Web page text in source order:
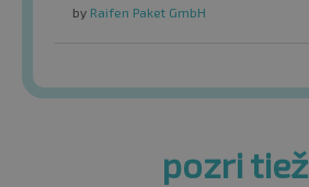
by Raifen Paket GmbH
pozri tiež